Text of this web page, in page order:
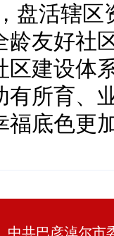
盘活辖
友好社
区建设体
有所育、
福底色更
中共巴彦淖尔市